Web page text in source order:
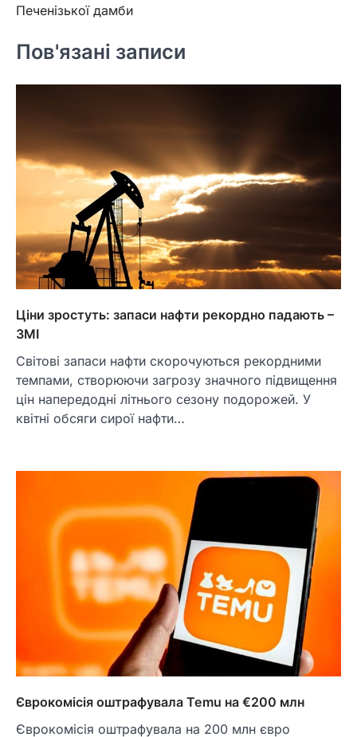
Печенізької дамби
Пов'язані записи
Ціни зростуть: запаси нафти рекордно падають –
ЗМІ
Світові запаси нафти скорочуються рекордними
темпами, створюючи загрозу значного підвищення
цін напередодні літнього сезону подорожей. У
квітні обсяги сирої нафти…
Єврокомісія оштрафувала Temu на €200 млн
Єврокомісія оштрафувала на 200 млн євро